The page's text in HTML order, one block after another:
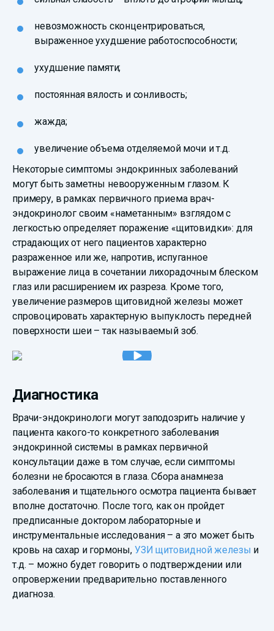
невозможность сконцентрироваться,
выраженное ухудшение работоспособности;
ухудшение памяти;
постоянная вялость и сонливость;
жажда;
увеличение объема отделяемой мочи и т.д.
Некоторые симптомы эндокринных заболеваний
могут быть заметны невооруженным глазом. К
примеру, в рамках первичного приема врач-
эндокринолог своим «наметанным» взглядом с
легкостью определяет поражение «щитовидки»: для
страдающих от него пациентов характерно
разраженное или же, напротив, испуганное
выражение лица в сочетании лихорадочным блеском
глаз или расширением их разреза. Кроме того,
увеличение размеров щитовидной железы может
спровоцировать характерную выпуклость передней
поверхности шеи – так называемый зоб.
Диагностика
Врачи-эндокринологи могут заподозрить наличие у
пациента какого-то конкретного заболевания
эндокринной системы в рамках первичной
консультации даже в том случае, если симптомы
болезни не бросаются в глаза. Сбора анамнеза
заболевания и тщательного осмотра пациента бывает
вполне достаточно. После того, как он пройдет
предписанные доктором лабораторные и
инструментальные исследования – а это может быть
кровь на сахар и гормоны, УЗИ щитовидной железы и
т.д. – можно будет говорить о подтверждении или
опровержении предварительно поставленного
диагноза.